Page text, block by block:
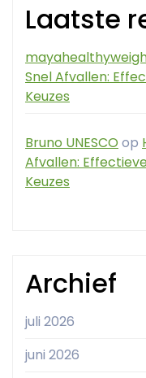
Laatste
Snel Afvallen:
Keuzes
Bruno UNESCO op
Afvallen:
Keuzes
Archief
juli 2026
juni 2026